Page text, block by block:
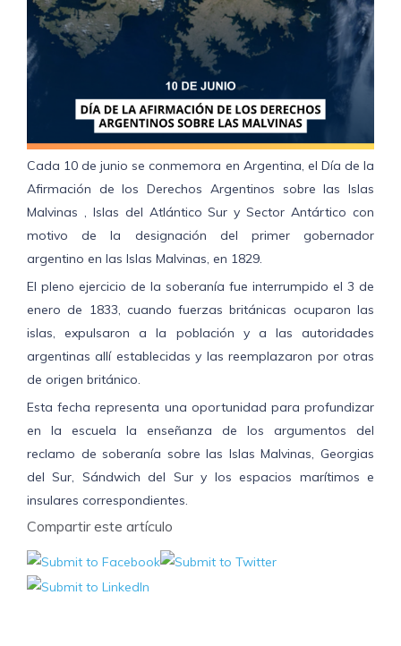
Cada 10 de junio se conmemora en Argentina, el Día de la
Afirmación de los Derechos Argentinos sobre las Islas
Malvinas , Islas del Atlántico Sur y Sector Antártico con
motivo de la designación del primer gobernador
argentino en las Islas Malvinas, en 1829.
El pleno ejercicio de la soberanía fue interrumpido el 3 de
enero de 1833, cuando fuerzas británicas ocuparon las
islas, expulsaron a la población y a las autoridades
argentinas allí establecidas y las reemplazaron por otras
de origen británico.
Esta fecha representa una oportunidad para profundizar
en la escuela la enseñanza de los argumentos del
reclamo de soberanía sobre las Islas Malvinas, Georgias
del Sur, Sándwich del Sur y los espacios marítimos e
insulares correspondientes.
Compartir este artículo